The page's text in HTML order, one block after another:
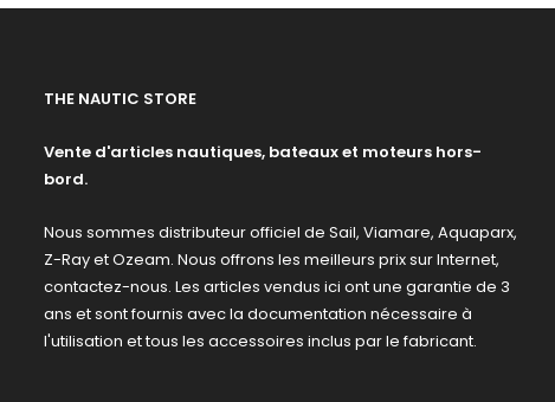
THE NAUTIC STORE
Vente d'articles nautiques, bateaux et moteurs hors-
bord.
Nous sommes distributeur officiel de Sail, Viamare, Aquaparx,
Z-Ray et Ozeam. Nous offrons les meilleurs prix sur Internet,
contactez-nous. Les articles vendus ici ont une garantie de 3
ans et sont fournis avec la documentation nécessaire à
l'utilisation et tous les accessoires inclus par le fabricant.